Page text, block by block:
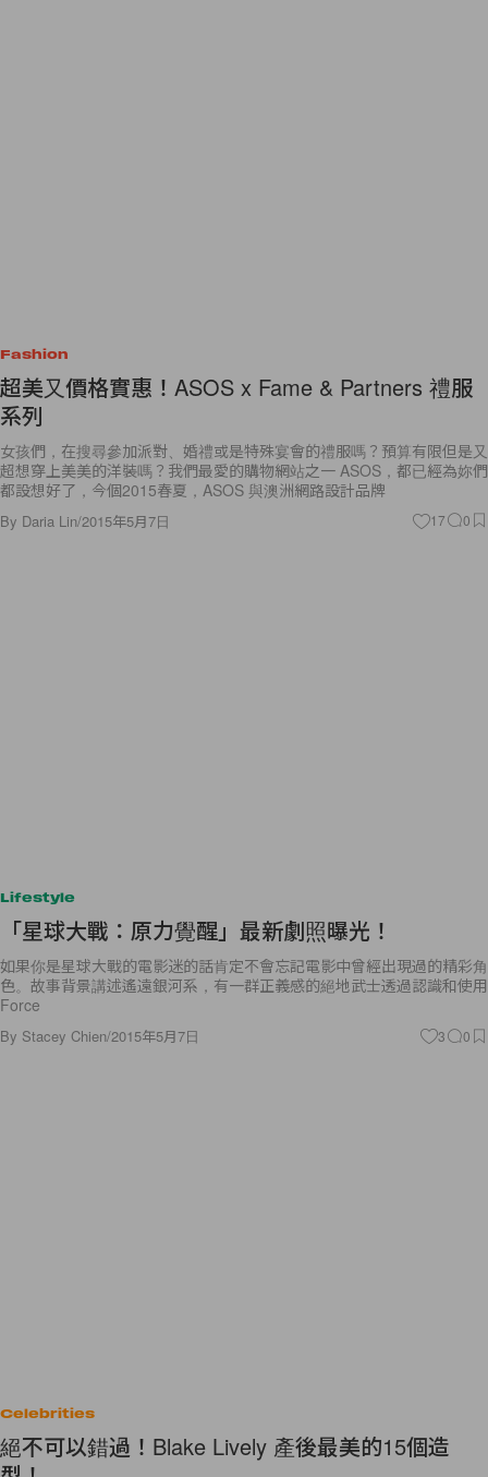
Fashion
超美又價格實惠！ASOS x Fame & Partners 禮服
系列
女孩們，在搜尋參加派對、婚禮或是特殊宴會的禮服嗎？預算有限但是又
超想穿上美美的洋裝嗎？我們最愛的購物網站之一 ASOS，都已經為妳們
都設想好了，今個2015春夏，ASOS 與澳洲網路設計品牌
By Daria Lin/2015年5月7日 17 0
Lifestyle
「星球大戰：原力覺醒」最新劇照曝光！
如果你是星球大戰的電影迷的話肯定不會忘記電影中曾經出現過的精彩角
色。故事背景講述遙遠銀河系，有一群正義感的絕地武士透過認識和使用
Force
By Stacey Chien/2015年5月7日 3 0
Celebrities
絕不可以錯過！Blake Lively 產後最美的15個造